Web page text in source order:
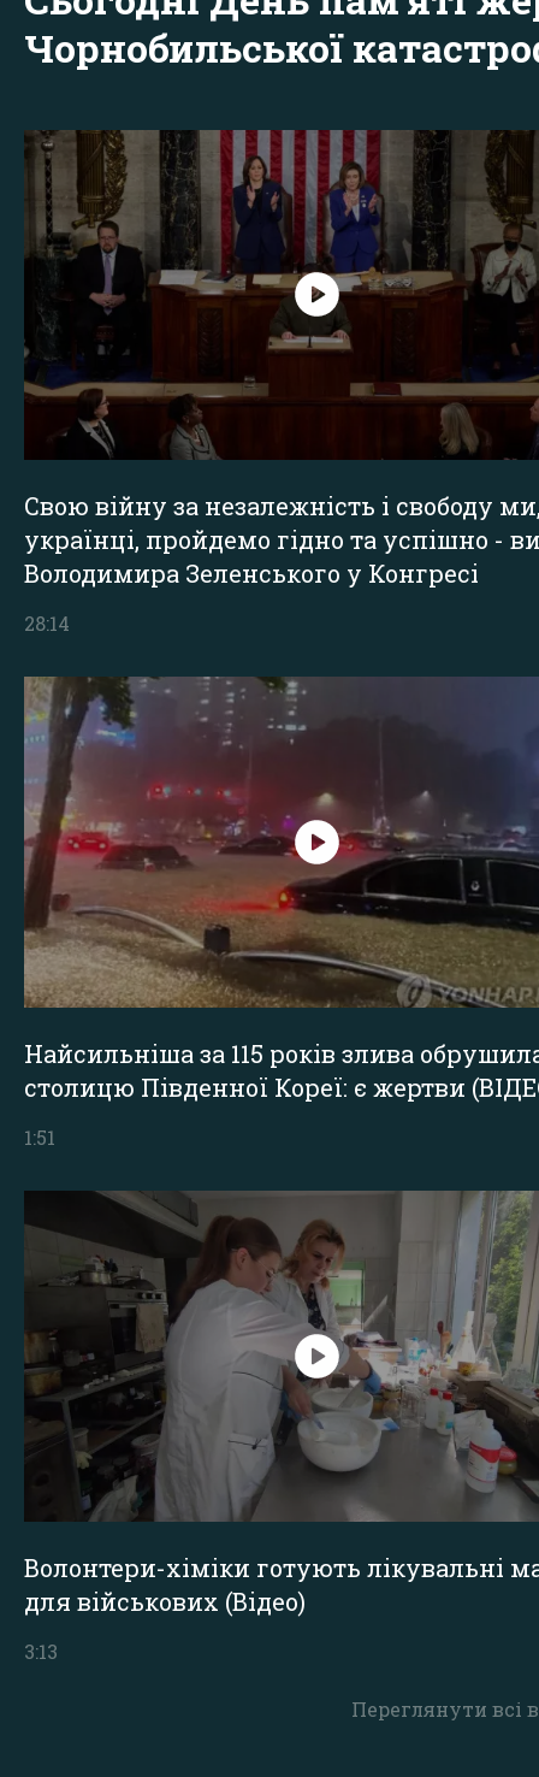
Переглянути всі
Чорнобильської
Свою війну за незалежність і свободу
українці, пройдемо гідно та успішно -
Володимира Зеленського у Конгресі
28:14
Найсильніша за 115 років злива
столицю Південної Кореї: є жертви
1:51
Волонтери-хіміки готують лікувальні
для військових (Відео)
3:13